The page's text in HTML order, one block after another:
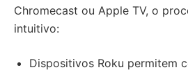
Chromecast ou Apple TV, o
intuitivo:
Dispositivos Roku permitem